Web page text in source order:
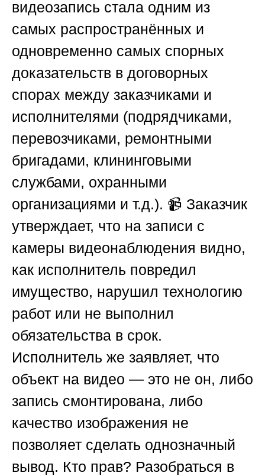
видеозапись стала одним из
самых распространённых и
одновременно самых спорных
доказательств в договорных
спорах между заказчиками и
исполнителями (подрядчиками,
перевозчиками, ремонтными
бригадами, клининговыми
службами, охранными
организациями и т.д.). 📹 Заказчик
утверждает, что на записи с
камеры видеонаблюдения видно,
как исполнитель повредил
имущество, нарушил технологию
работ или не выполнил
обязательства в срок.
Исполнитель же заявляет, что
объект на видео — это не он, либо
запись смонтирована, либо
качество изображения не
позволяет сделать однозначный
вывод. Кто прав? Разобраться в